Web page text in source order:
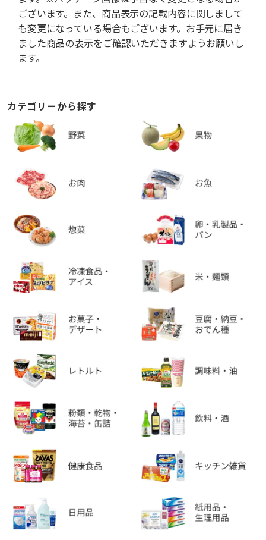
ございます。また、商品表示の記載内容に関しまして
も変更になっている場合もございます。お手元に届き
ました商品の表示をご確認いただきますようお願いし
ます。
カテゴリーから探す